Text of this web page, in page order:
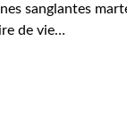
sanglantes
de vie…